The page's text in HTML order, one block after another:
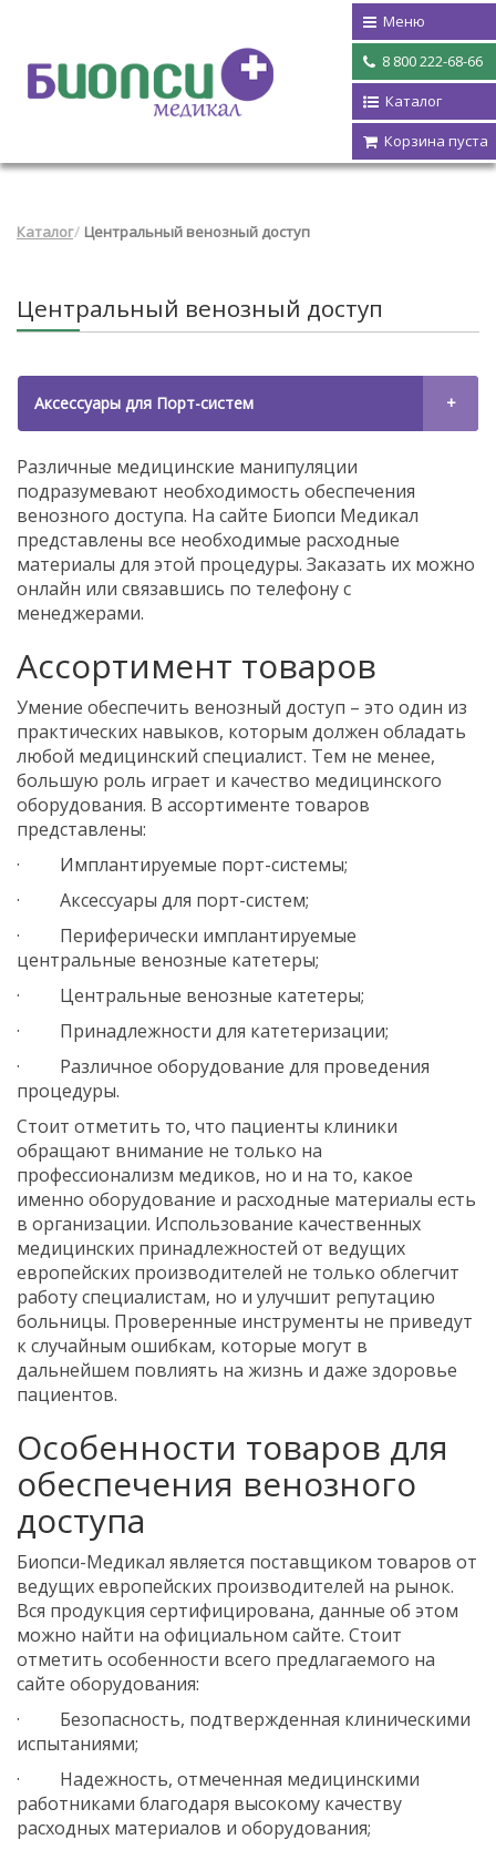
Меню
8 800 222-68-66
Каталог
Корзина пуста
Каталог Центральный венозный доступ
Центральный венозный доступ
Аксессуары для Порт-систем
Различные медицинские манипуляции
подразумевают необходимость обеспечения
венозного доступа. На сайте Биопси Медикал
представлены все необходимые расходные
материалы для этой процедуры. Заказать их можно
онлайн или связавшись по телефону с
менеджерами.
Ассортимент товаров
Умение обеспечить венозный доступ – это один из
практических навыков, которым должен обладать
любой медицинский специалист. Тем не менее,
большую роль играет и качество медицинского
оборудования. В ассортименте товаров
представлены:
· Имплантируемые порт-системы;
· Аксессуары для порт-систем;
· Периферически имплантируемые
центральные венозные катетеры;
· Центральные венозные катетеры;
· Принадлежности для катетеризации;
· Различное оборудование для проведения
процедуры.
Стоит отметить то, что пациенты клиники
обращают внимание не только на
профессионализм медиков, но и на то, какое
именно оборудование и расходные материалы есть
в организации. Использование качественных
медицинских принадлежностей от ведущих
европейских производителей не только облегчит
работу специалистам, но и улучшит репутацию
больницы. Проверенные инструменты не приведут
к случайным ошибкам, которые могут в
дальнейшем повлиять на жизнь и даже здоровье
пациентов.
Особенности товаров для
обеспечения венозного
доступа
Биопси-Медикал является поставщиком товаров от
ведущих европейских производителей на рынок.
Вся продукция сертифицирована, данные об этом
можно найти на официальном сайте. Стоит
отметить особенности всего предлагаемого на
сайте оборудования:
· Безопасность, подтвержденная клиническими
испытаниями;
· Надежность, отмеченная медицинскими
работниками благодаря высокому качеству
расходных материалов и оборудования;